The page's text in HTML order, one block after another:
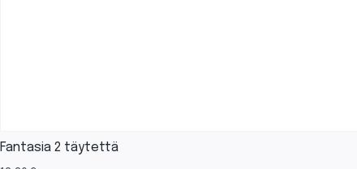
Fantasia 2 täytettä